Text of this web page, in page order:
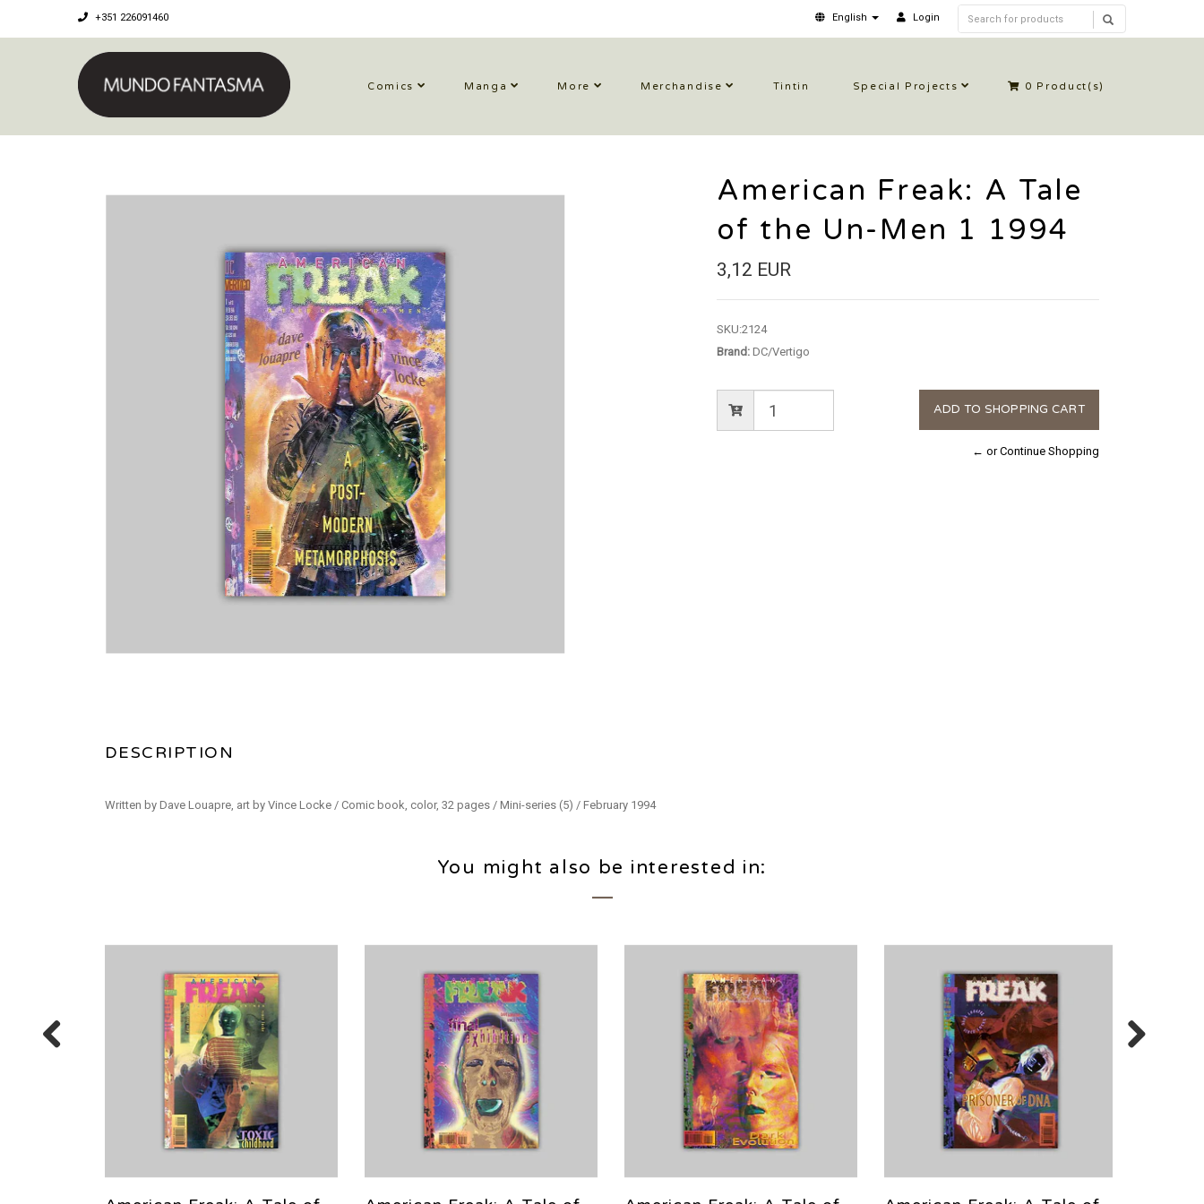
+351 226091460 English Login
Comics Manga More Merchandise Tintin Special Projects 0 Product(s)
DESCRIPTION
Written by Dave Louapre, art by Vince Locke / Comic book, color, 32 pages / Mini-series (5) / February 1994
American Freak: A Tale
of the Un-Men 1 1994
3,12 EUR
SKU:2124
Brand:DC/Vertigo
← or Continue Shopping
You might also be interested in: